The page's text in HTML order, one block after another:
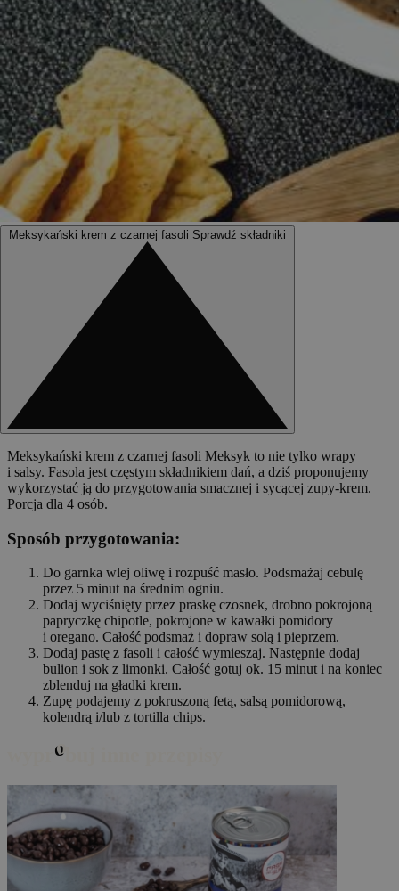
Meksykański krem z czarnej fasoli Sprawdź składniki
Meksykański krem z czarnej fasoli Meksyk to nie tylko wrapy
i salsy. Fasola jest częstym składnikiem dań, a dziś proponujemy
wykorzystać ją do przygotowania smacznej i sycącej zupy-krem.
Porcja dla 4 osób.
Sposób przygotowania:
Do garnka wlej oliwę i rozpuść masło. Podsmażaj cebulę
przez 5 minut na średnim ogniu.
Dodaj wyciśnięty przez praskę czosnek, drobno pokrojoną
papryczkę chipotle, pokrojone w kawałki pomidory
i oregano. Całość podsmaż i dopraw solą i pieprzem.
Dodaj pastę z fasoli i całość wymieszaj. Następnie dodaj
bulion i sok z limonki. Całość gotuj ok. 15 minut i na koniec
zblenduj na gładki krem.
Zupę podajemy z pokruszoną fetą, salsą pomidorową,
kolendrą i/lub z tortilla chips.
o